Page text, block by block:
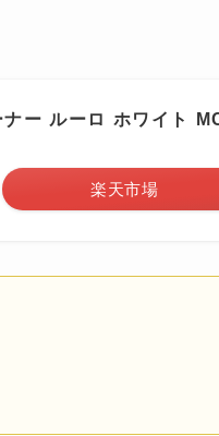
ー ルーロ ホワイト
楽天市場